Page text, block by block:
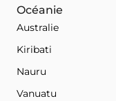
Océanie
Australie
Kiribati
Nauru
Vanuatu